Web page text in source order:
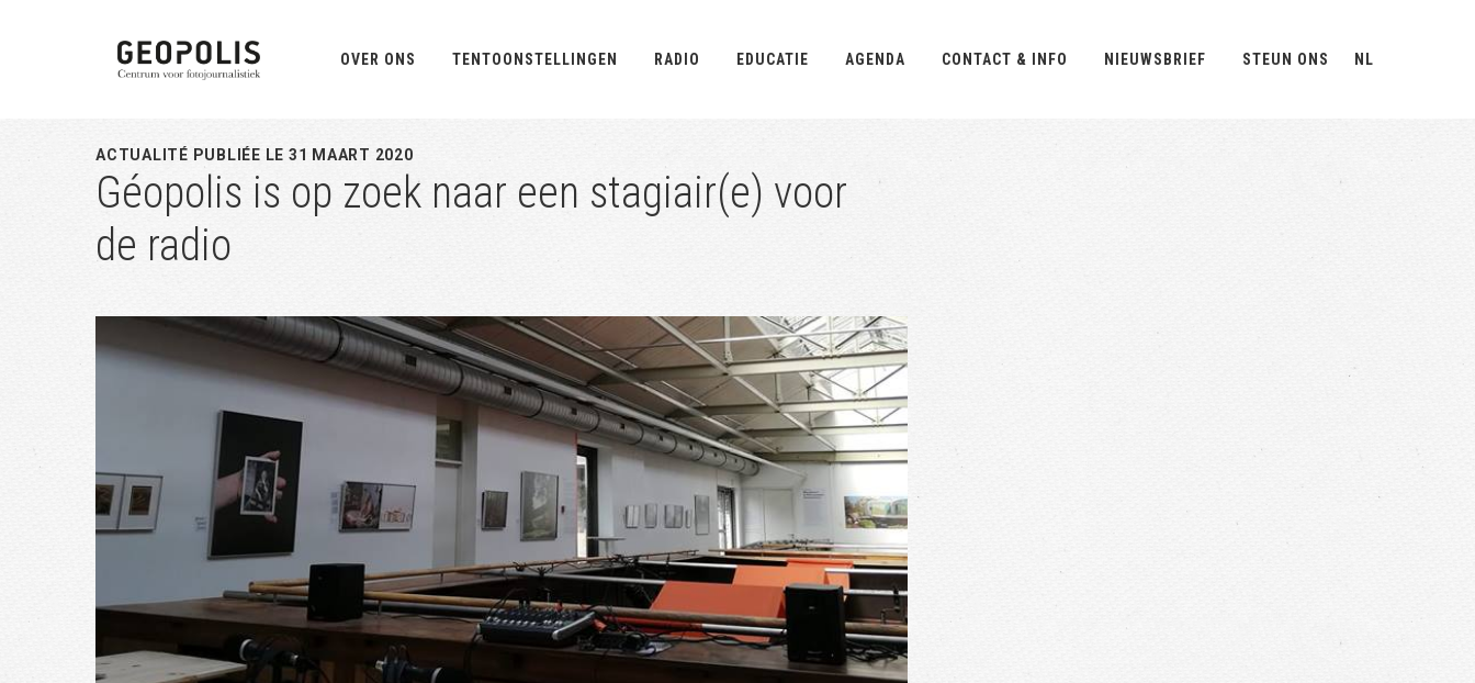
inhoud
sidebar
OVER ONS TENTOONSTELLINGEN RADIO EDUCATIE AGENDA CONTACT & INFO NIEUWSBRIEF STEUN ONS NL
ACTUALITÉ PUBLIÉE LE 31 MAART 2020
Géopolis is op zoek naar een stagiair(e) voor
de radio